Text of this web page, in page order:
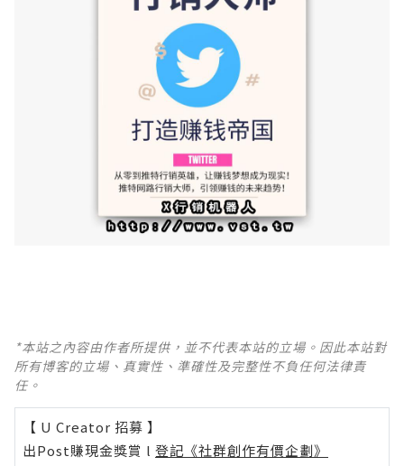
*本站之內容由作者所提供，並不代表本站的立場。因此本站對
所有博客的立場、真實性、準確性及完整性不負任何法律責
任。
【 U Creator 招募 】
出Post賺現金獎賞 l 登記《社群創作有價企劃》